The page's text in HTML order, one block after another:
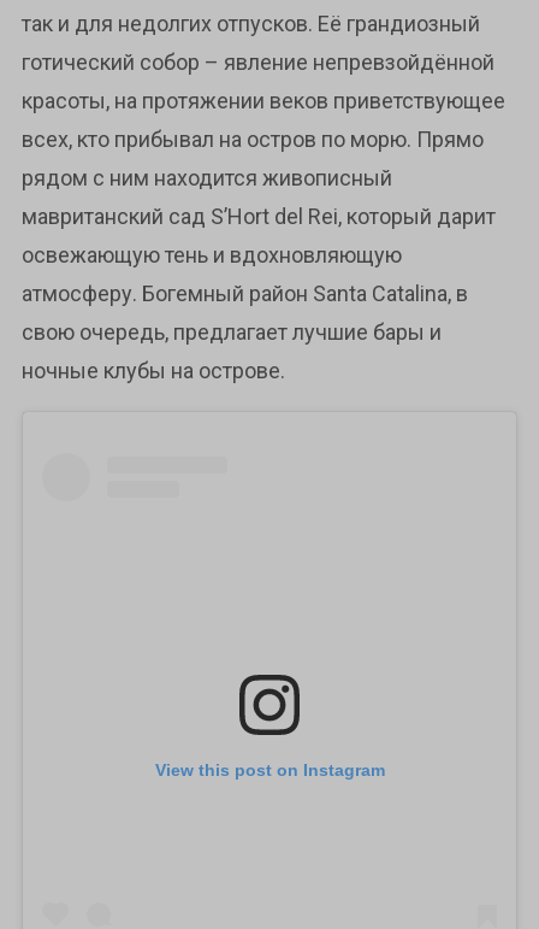
так и для недолгих отпусков. Её грандиозный
готический собор – явление непревзойдённой
красоты, на протяжении веков приветствующее
всех, кто прибывал на остров по морю. Прямо
рядом с ним находится живописный
мавританский сад S’Hort del Rei, который дарит
освежающую тень и вдохновляющую
атмосферу. Богемный район Santa Catalina, в
свою очередь, предлагает лучшие бары и
ночные клубы на острове.
View this post on Instagram